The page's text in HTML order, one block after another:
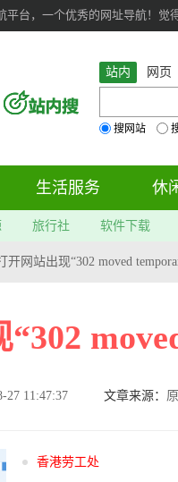
台，一个优秀的网址导航！觉
站内 网页
搜网站
生活服务 休
旅行社 软件下载
开网站出现“302 moved
27 11:47:37 文章来源：
香港劳工处